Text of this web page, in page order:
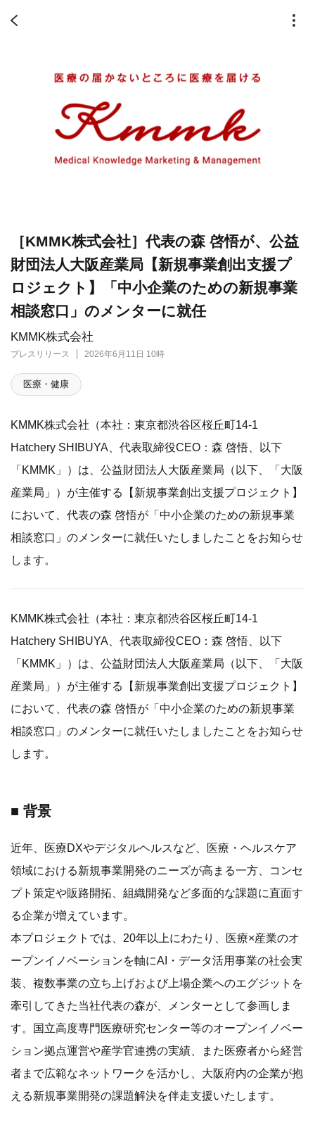
KMMK株式会社
プレスリリース 2026年6月11日 10時
［KMMK株式会社］代表の森 啓悟が、公益
財団法人大阪産業局【新規事業創出支援プ
ロジェクト】「中小企業のための新規事業
相談窓口」のメンターに就任
医療・健康
KMMK株式会社（本社：東京都渋谷区桜丘町14-1
Hatchery SHIBUYA、代表取締役CEO：森 啓悟、以下
「KMMK」）は、公益財団法人大阪産業局（以下、「大阪
産業局」）が主催する【新規事業創出支援プロジェクト】
において、代表の森 啓悟が「中小企業のための新規事業
相談窓口」のメンターに就任いたしましたことをお知らせ
します。
KMMK株式会社（本社：東京都渋谷区桜丘町14-1
Hatchery SHIBUYA、代表取締役CEO：森 啓悟、以下
「KMMK」）は、公益財団法人大阪産業局（以下、「大阪
産業局」）が主催する【新規事業創出支援プロジェクト】
において、代表の森 啓悟が「中小企業のための新規事業
相談窓口」のメンターに就任いたしましたことをお知らせ
します。
■ 背景
近年、医療DXやデジタルヘルスなど、医療・ヘルスケア
領域における新規事業開発のニーズが高まる一方、コンセ
プト策定や販路開拓、組織開発など多面的な課題に直面す
る企業が増えています。
本プロジェクトでは、20年以上にわたり、医療×産業のオ
ープンイノベーションを軸にAI・データ活用事業の社会実
装、複数事業の立ち上げおよび上場企業へのエグジットを
牽引してきた当社代表の森が、メンターとして参画しま
す。国立高度専門医療研究センター等のオープンイノベー
ション拠点運営や産学官連携の実績、また医療者から経営
者まで広範なネットワークを活かし、大阪府内の企業が抱
える新規事業開発の課題解決を伴走支援いたします。